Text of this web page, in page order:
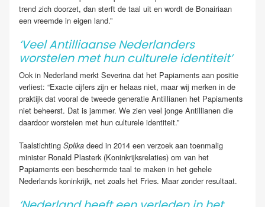
trend zich doorzet, dan sterft de taal uit en wordt de Bonairiaan
een vreemde in eigen land.”
‘Veel Antilliaanse Nederlanders
worstelen met hun culturele identiteit’
Ook in Nederland merkt Severina dat het Papiaments aan positie
verliest: “Exacte cijfers zijn er helaas niet, maar wij merken in de
praktijk dat vooral de tweede generatie Antillianen het Papiaments
niet beheerst. Dat is jammer. We zien veel jonge Antillianen die
daardoor worstelen met hun culturele identiteit.”
Taalstichting Splika deed in 2014 een verzoek aan toenmalig
minister Ronald Plasterk (Koninkrijksrelaties) om van het
Papiaments een beschermde taal te maken in het gehele
Nederlands koninkrijk, net zoals het Fries. Maar zonder resultaat.